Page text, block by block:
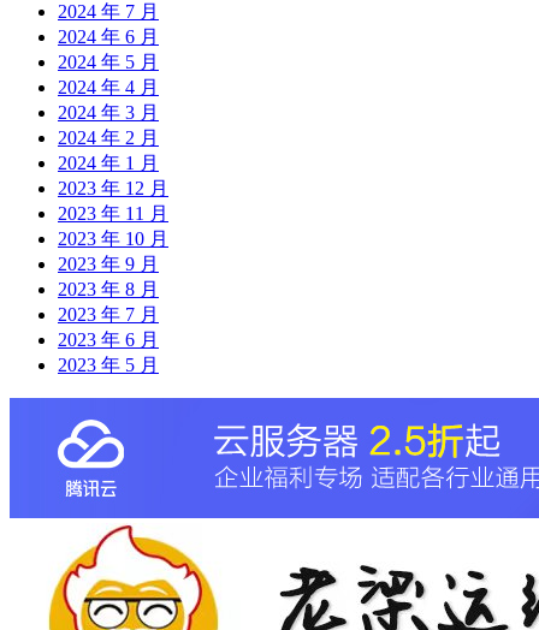
2024 年 7 月
2024 年 6 月
2024 年 5 月
2024 年 4 月
2024 年 3 月
2024 年 2 月
2024 年 1 月
2023 年 12 月
2023 年 11 月
2023 年 10 月
2023 年 9 月
2023 年 8 月
2023 年 7 月
2023 年 6 月
2023 年 5 月